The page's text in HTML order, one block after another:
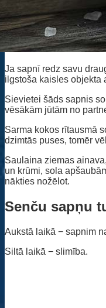
Ja sapnī redz savu
ilgstoša kaisles objekta
Sievietei šāds sapnis
vēsākām jūtām no
Sarma kokos rītausmā
dzimtās puses, tomēr
Saulaina ziemas
un krūmi, sola
nākties nožēlot.
Senču sapņu
Aukstā laikā − sapnim
Siltā laikā − slimība.